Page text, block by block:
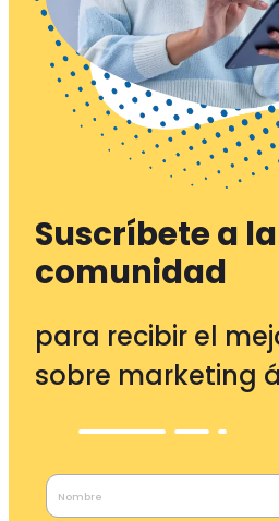
Suscríbete a la
comunidad
para recibir el
sobre marketing